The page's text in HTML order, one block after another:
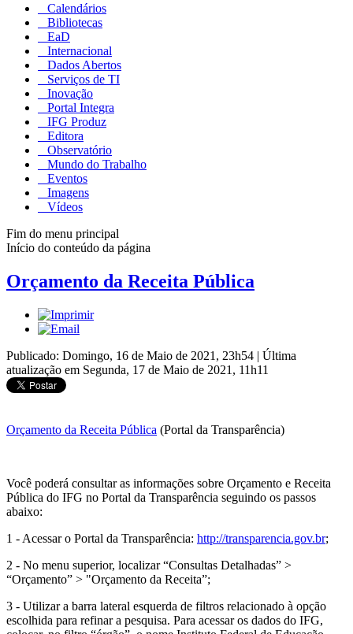
Calendários
Bibliotecas
EaD
Internacional
Dados Abertos
Serviços de TI
Inovação
Portal Integra
IFG Produz
Editora
Observatório
Mundo do Trabalho
Eventos
Imagens
Vídeos
Fim do menu principal
Início do conteúdo da página
Orçamento da Receita Pública
Publicado: Domingo, 16 de Maio de 2021, 23h54 | Última
atualização em Segunda, 17 de Maio de 2021, 11h11
Orçamento da Receita Pública (Portal da Transparência)
Você poderá consultar as informações sobre Orçamento e Receita
Pública do IFG no Portal da Transparência seguindo os passos
abaixo:
1 - Acessar o Portal da Transparência: http://transparencia.gov.br;
2 - No menu superior, localizar “Consultas Detalhadas” >
“Orçamento” > "Orçamento da Receita”;
3 - Utilizar a barra lateral esquerda de filtros relacionado à opção
escolhida para refinar a pesquisa. Para acessar os dados do IFG,